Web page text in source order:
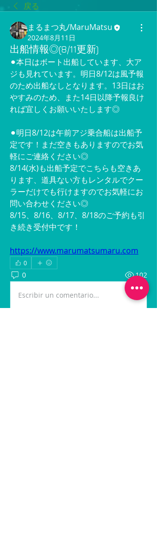
戻る
まるまつ丸/MaruMatsu
2024年8月11日
出船情報◎(8/11更新)
⚫︎本日はボート出船しています、大ア
ジも見れています。明日8/12は風予報
のため出船なしとなります。13日はお
やすみのため、また14日以降予報良け
れば宜しくお願いいたします◎
⚫︎明日8/12は午前アジ乗合船は出船予
定です！まだ空きもありますのでお気
軽にご連絡ください◎
8/14(水)も出船予定でこちらも空きあ
ります、道具ない方もレンタルでクー
ラーだけでも行けますのでお気軽にお
問い合わせください◎
8/15、8/16、8/17、8/18のご予約も引
き続き受付中です！
https://www.marumatsumaru.com
0
0 102
Escribir un comentario...